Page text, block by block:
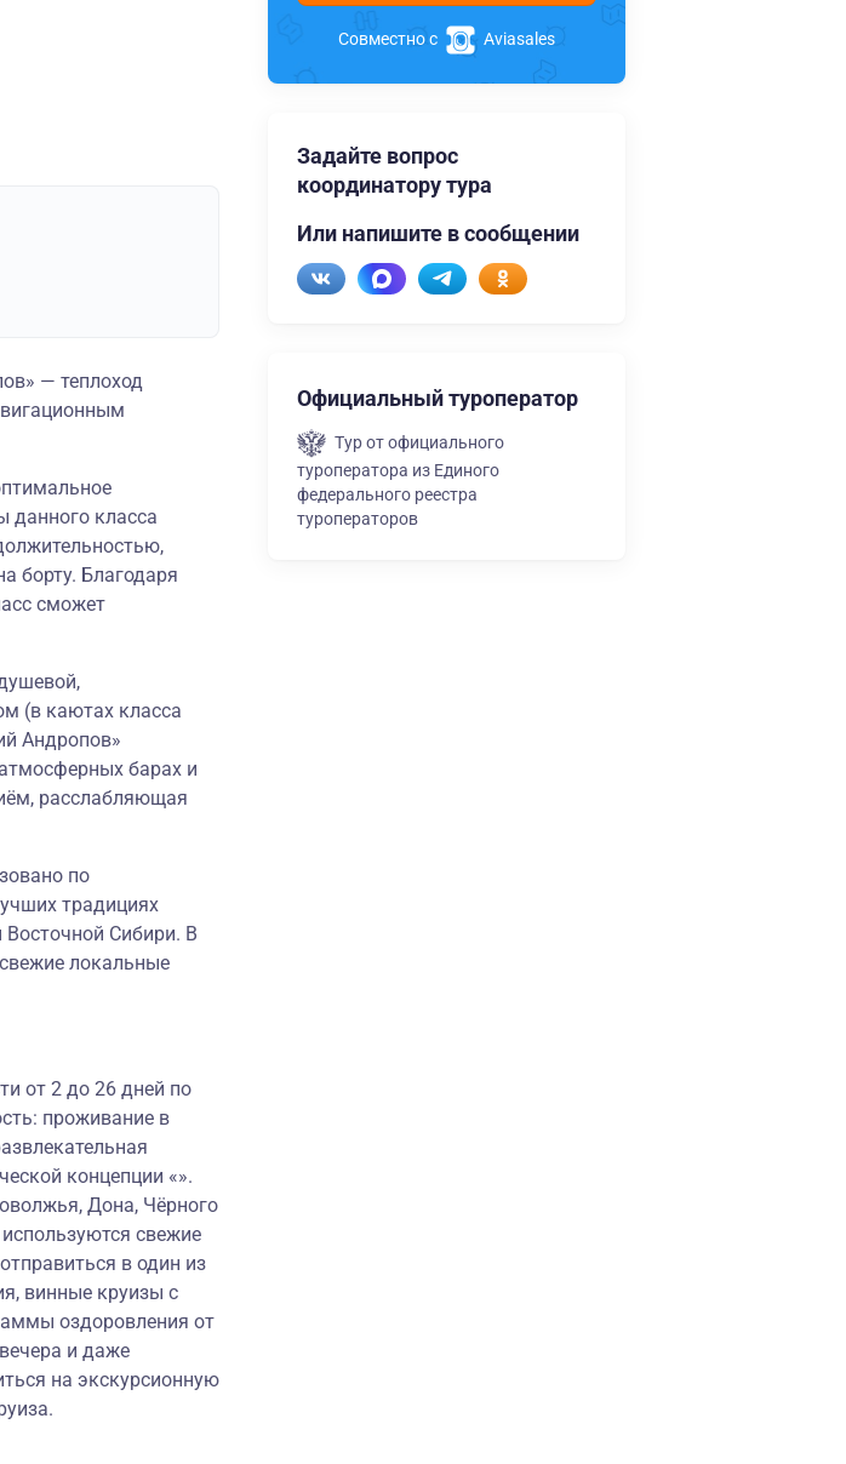
— теплоход
данного класса
борту. Благодаря
сможет
(в каютах класса
Андропов»
барах и
расслабляющая
по
традициях
Сибири. В
локальные
от 2 до 26 дней по
проживание в
концепции «».
Дона, Чёрного
свежие
в один из
винные круизы с
оздоровления от
и даже
на экскурсионную
Совместно с Aviasales
Задайте вопрос
координатору тура
Или напишите в сообщении
Официальный туроператор
Тур от официального
туроператора из Единого
федерального реестра
туроператоров